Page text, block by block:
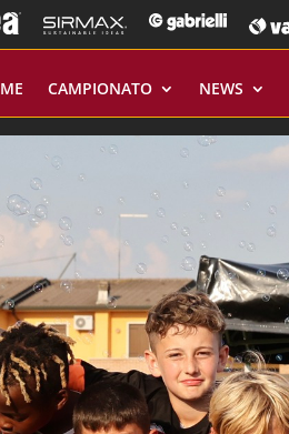
CAMPIONATO NEWS